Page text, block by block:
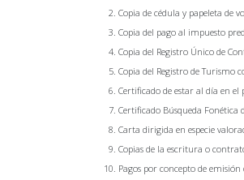
Copia de cédula y papeleta de
Copia del pago al impuesto
Copia del Registro Único de
Copia del Registro de
Certificado de estar al día en
Certificado Búsqueda Fonética
Carta dirigida en especie
Copias de la escritura o
Pagos por concepto de